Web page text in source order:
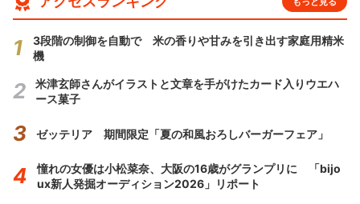
3段階の制御を自動で 米の香りや甘みを引き出す家庭用精米
機
米津玄師さんがイラストと文章を手がけたカード入りウエハ
ース菓子
ゼッテリア 期間限定「夏の和風おろしバーガーフェア」
憧れの女優は小松菜奈、大阪の16歳がグランプリに 「bijo
ux新人発掘オーディション2026」リポート